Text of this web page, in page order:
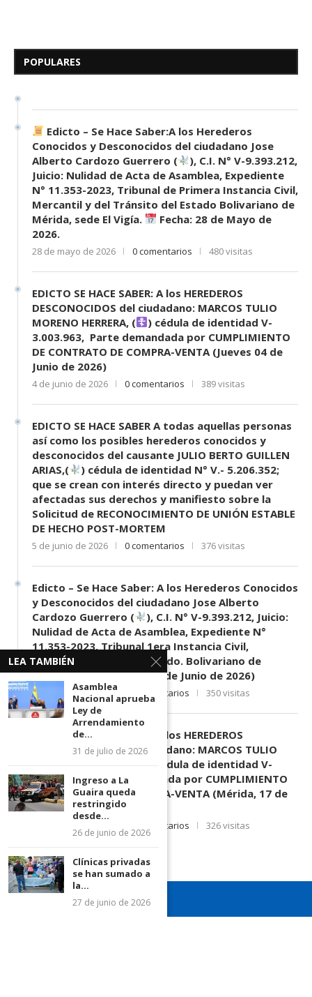
POPULARESDesconocidos del...
Edicto – Se Hace Saber:A los Herederos
Conocidos y Desconocidos del ciudadano Jose
Alberto Cardozo Guerrero (
), C.I. N° V-9.393.212,
Juicio: Nulidad de Acta de Asamblea, Expediente
N° 11.353-2023, Tribunal de Primera Instancia Civil,
Mercantil y del Tránsito del Estado Bolivariano de
Mérida, sede El Vigía.
Fecha: 28 de Mayo de
2026.
28 de mayo de 2026 0 comentarios 480 visitas
EDICTO SE HACE SABER: A los HEREDEROS
DESCONOCIDOS del ciudadano: MARCOS TULIO
MORENO HERRERA, (
) cédula de identidad V-
3.003.963, Parte demandada por CUMPLIMIENTO
DE CONTRATO DE COMPRA-VENTA (Jueves 04 de
Junio de 2026)
4 de junio de 2026 0 comentarios 389 visitas
EDICTO SE HACE SABER A todas aquellas personas
así como los posibles herederos conocidos y
desconocidos del causante JULIO BERTO GUILLEN
ARIAS,(
) cédula de identidad N° V.- 5.206.352;
que se crean con interés directo y puedan ver
afectadas sus derechos y manifiesto sobre la
Solicitud de RECONOCIMIENTO DE UNIÓN ESTABLE
DE HECHO POST-MORTEM
5 de junio de 2026 0 comentarios 376 visitas
Edicto – Se Hace Saber: A los Herederos Conocidos
y Desconocidos del ciudadano Jose Alberto
Cardozo Guerrero (
), C.I. N° V-9.393.212, Juicio:
Nulidad de Acta de Asamblea, Expediente N°
11.353-2023, Tribunal 1era Instancia Civil,
Mercantil y Tránsito del Edo. Bolivariano de
Mérida, sede El Vigía. (11 de Junio de 2026)
11 de junio de 2026 0 comentarios 350 visitas
EDICTO SE HACE SABER: A los HEREDEROS
DESCONOCIDOS del ciudadano: MARCOS TULIO
) cédula de identidad V-
3.003.963, Parte demandada por CUMPLIMIENTO
DE CONTRATO DE COMPRA-VENTA (Mérida, 17 de
Junio de 2026)
0 comentarios 326 visitas
LEA TAMBIÉN
Asamblea
Nacional aprueba
Ley de
Arrendamiento
de...
31 de julio de 2026
Ingreso a La
Guaira queda
restringido
desde...
26 de junio de 2026
Clínicas privadas
se han sumado a
la...
27 de junio de 2026